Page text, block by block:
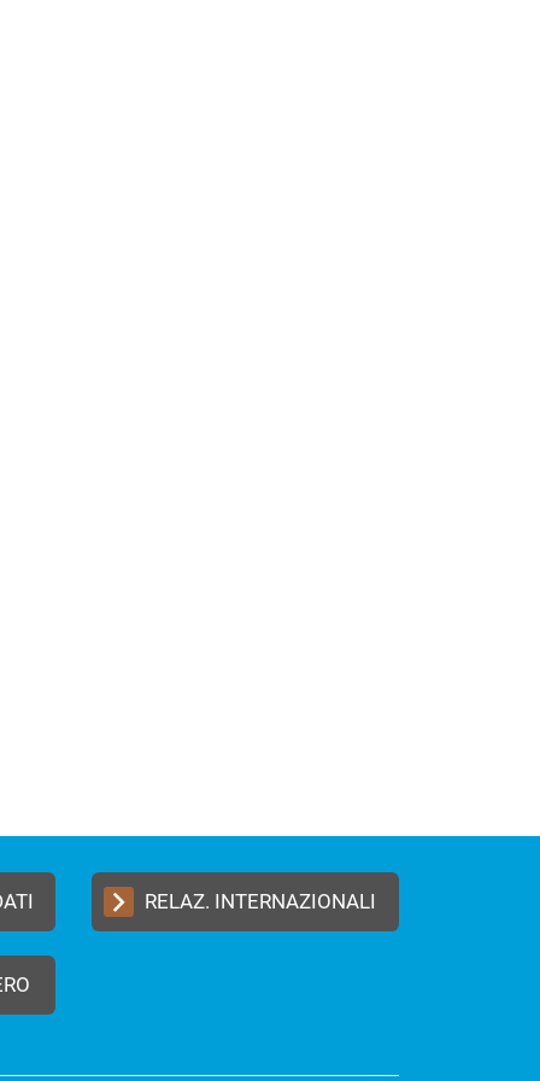
RELAZ. INTERNAZIONALI